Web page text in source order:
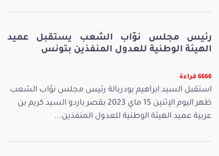
رئيس مجلس نوّاب الشعب يستقبل عميد
الهيئة الوطنية للعدول المنفذين بتونس
6666 قراءة
استقبل السيد ابراهيم بودربالة رئيس مجلس نوّاب الشعب
ظهر اليوم الإثنين 15 ماي 2023 بقصر باردو السيد كريم بن
عربية عميد الهيئة الوطنية للعدول المنفذين...